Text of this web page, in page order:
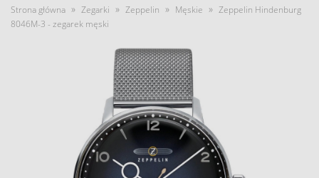
Strona główna » Zegarki » Zeppelin » Męskie » Zeppelin Hindenburg
8046M-3 - zegarek męski